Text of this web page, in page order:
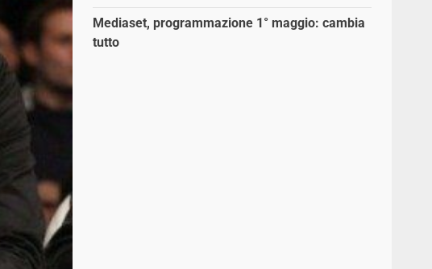
Mediaset, programmazione 1° maggio: cambia
tutto